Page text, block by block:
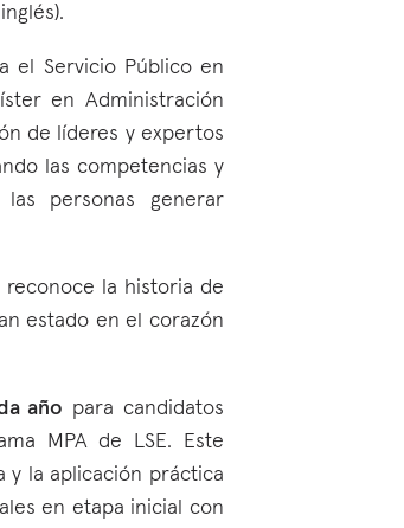
el Servicio Público en
en Administración
de líderes y expertos
​​las competencias y
personas generar
reconoce la historia de
estado en el corazón
año para candidatos
MPA de LSE. Este
y la aplicación práctica
en etapa inicial con